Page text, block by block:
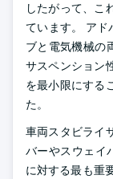
したがって、こ
ています。 アド
ブと電気機械の
サスペンション
を最小限にする
た。
車両スタビライ
バーやスウェイ
に対する最も重